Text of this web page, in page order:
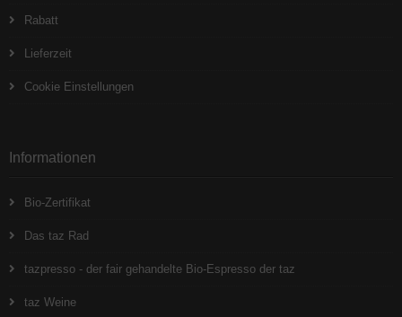
Rabatt
Lieferzeit
Cookie Einstellungen
Informationen
Bio-Zertifikat
Das taz Rad
tazpresso - der fair gehandelte Bio-Espresso der taz
taz Weine